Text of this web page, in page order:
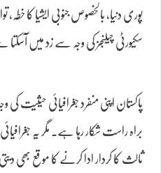
پوری دنیا، بالخصوص جنوبی ایشیا کا خطہ،
سکیورٹی چیلنجز کی وجہ سے زد میں آسکتا
پاکستان اپنی منفرد جغرافیائی حیثیت
براہ راست شکار رہا ہے۔ مگر یہ
ثالث کا کردار ادا کرنے کا موقع بھی